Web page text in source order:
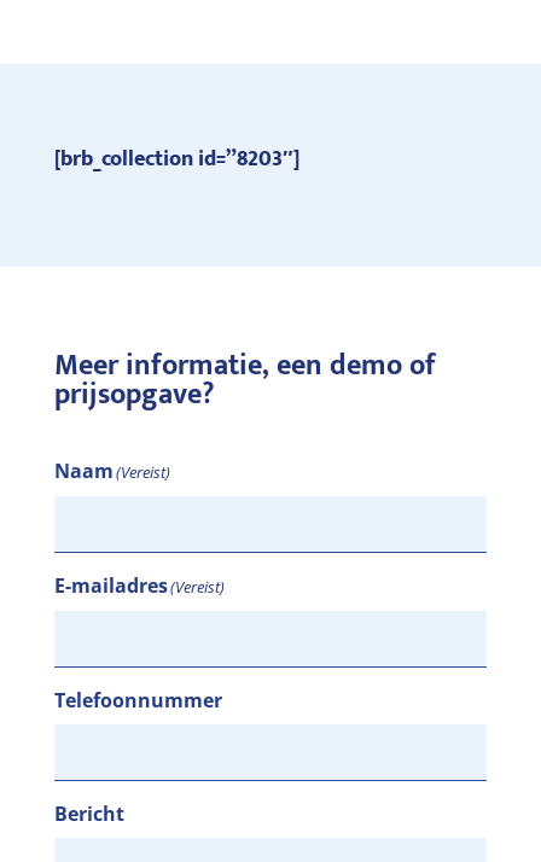
[brb_collection id=”8203″]
Meer informatie, een demo of
prijsopgave?
Naam(Vereist)
E-mailadres(Vereist)
Telefoonnummer
Bericht